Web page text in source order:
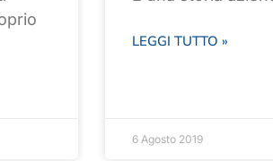
LEGGI TUTTO »
6 Agosto 2019